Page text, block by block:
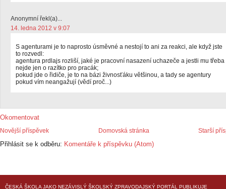
Anonymní řekl(a)...
14. ledna 2012 v 9:07
S agenturami je to naprosto úsměvné a nestojí to ani za reakci, ale když jste
to rozvedl:
agentura prdlajs rozliší, jaké je pracovní nasazení uchazeče a jestli mu třeba
nejde jen o razítko pro pracák;
pokud jde o řidiče, je to na bázi živnosťáku většinou, a tady se agentury
pokud vím neangažují (vědí proč...)
Okomentovat
Novější příspěvek Starší
Domovská stránka
Přihlásit se k odběru: Komentáře k příspěvku (Atom)
ČESKÁ ŠKOLA JAKO NEZÁVISLÝ ŠKOLSKÝ ZPRAVODAJSKÝ PORTÁL PUBLIKUJE